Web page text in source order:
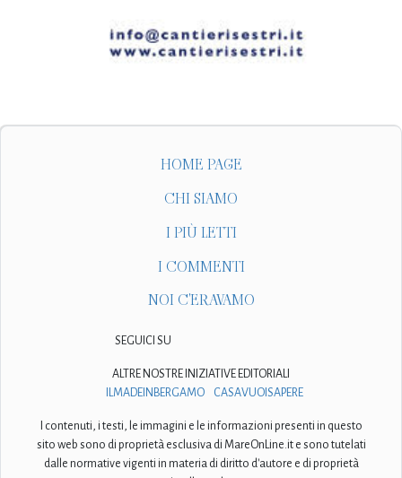
HOME PAGE
CHI SIAMO
I PIÙ LETTI
I COMMENTI
NOI C'ERAVAMO
SEGUICI SU
ALTRE NOSTRE INIZIATIVE EDITORIALI
ILMADEINBERGAMO
CASAVUOISAPERE
I contenuti, i testi, le immagini e le informazioni presenti in questo
sito web sono di proprietà esclusiva di MareOnLine.it e sono tutelati
dalle normative vigenti in materia di diritto d'autore e di proprietà